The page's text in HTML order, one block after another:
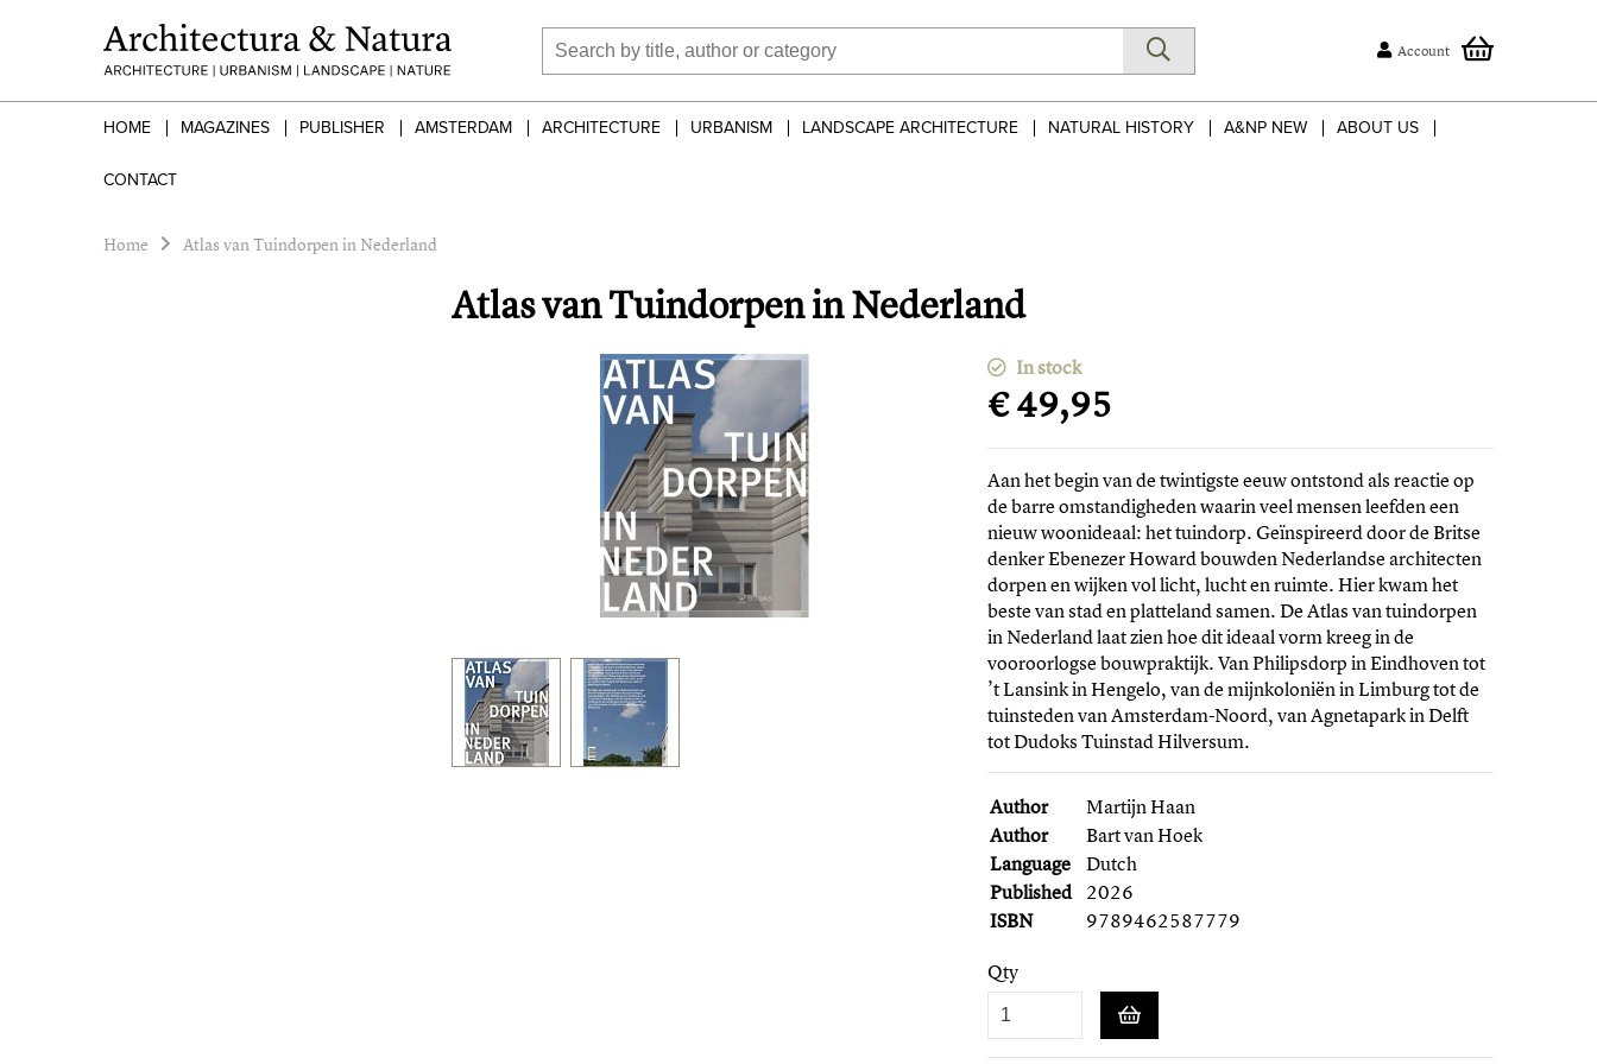
Account
HOME MAGAZINES PUBLISHER AMSTERDAM ARCHITECTURE URBANISM LANDSCAPE ARCHITECTURE NATURAL HISTORY A&NP NEW ABOUT US
CONTACT
Home Atlas van Tuindorpen in Nederland
Atlas van Tuindorpen in Nederland
In stock
€ 49,95
Aan het begin van de twintigste eeuw ontstond als reactie op
de barre omstandigheden waarin veel mensen leefden een
nieuw woonideaal: het tuindorp. Geïnspireerd door de Britse
denker Ebenezer Howard bouwden Nederlandse architecten
dorpen en wijken vol licht, lucht en ruimte. Hier kwam het
beste van stad en platteland samen. De Atlas van tuindorpen
in Nederland laat zien hoe dit ideaal vorm kreeg in de
vooroorlogse bouwpraktijk. Van Philipsdorp in Eindhoven tot
’t Lansink in Hengelo, van de mijnkoloniën in Limburg tot de
tuinsteden van Amsterdam-Noord, van Agnetapark in Delft
tot Dudoks Tuinstad Hilversum.
Author
Martijn Haan
Author
Bart van Hoek
Language
Dutch
Published 2026
ISBN
9789462587779
Qty